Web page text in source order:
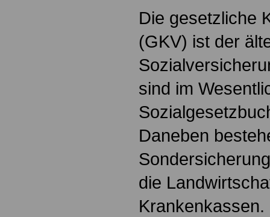
Die gesetzliche
(GKV) ist der
sind im
Daneben
die